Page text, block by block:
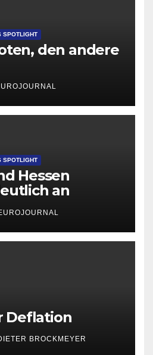
SPOTLIGHT
den andere
SPOTLIGHT
Hessen
an
Startup-
Deflation
BROCKMEYER